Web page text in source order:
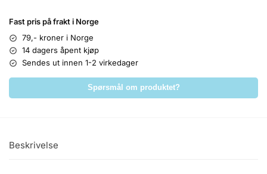
Fast pris på frakt i Norge
79,- kroner i Norge
14 dagers åpent kjøp
Sendes ut innen 1-2 virkedager
Spørsmål om produktet?
Beskrivelse